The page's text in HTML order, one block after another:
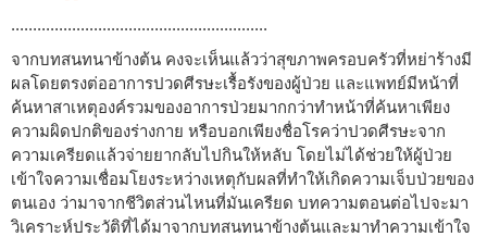
...........................................................
จากบทสนทนาข้างต้น คงจะเห็นแล้วว่าสุขภาพครอบครัวที่หย่าร้างมี
ผลโดยตรงต่ออาการปวดศีรษะเรื้อรังของผู้ป่วย และแพทย์มีหน้าที่
ค้นหาสาเหตุองค์รวมของอาการป่วยมากกว่าทำหน้าที่ค้นหาเพียง
ความผิดปกติของร่างกาย หรือบอกเพียงชื่อโรคว่าปวดศีรษะจาก
ความเครียดแล้วจ่ายยากลับไปกินให้หลับ โดยไม่ได้ช่วยให้ผู้ป่วย
เข้าใจความเชื่อมโยงระหว่างเหตุกับผลที่ทำให้เกิดความเจ็บป่วยของ
ตนเอง ว่ามาจากชีวิตส่วนไหนที่มันเครียด บทความตอนต่อไปจะมา
วิเคราะห์ประวัติที่ได้มาจากบทสนทนาข้างต้นและมาทำความเข้าใจ